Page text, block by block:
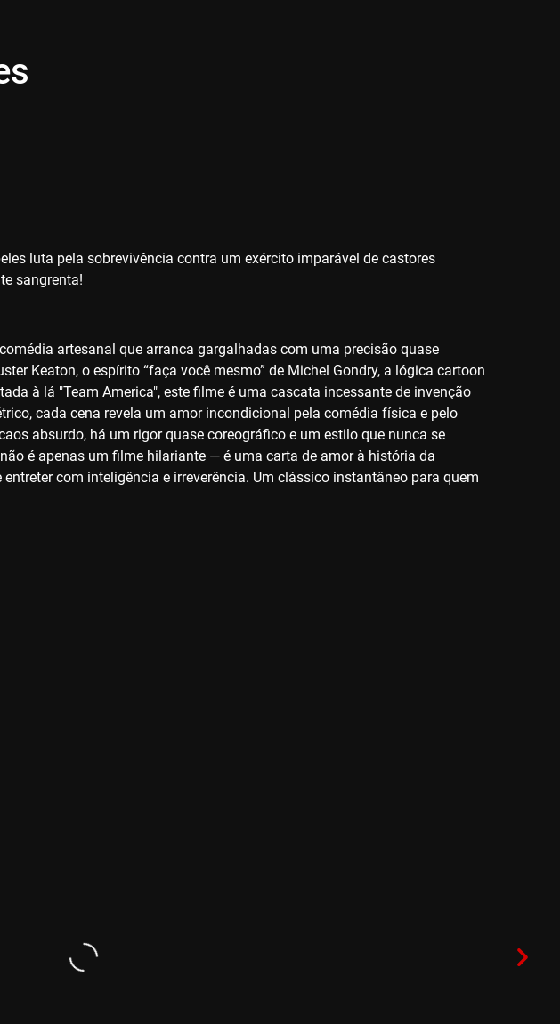
luta pela sobrevivência contra um exército imparável de castores
sangrenta!
artesanal que arranca gargalhadas com uma precisão quase
Keaton, o espírito “faça você mesmo” de Michel Gondry, a lógica cartoon
à lá "Team America", este filme é uma cascata incessante de invenção
cada cena revela um amor incondicional pela comédia física e pelo
absurdo, há um rigor quase coreográfico e um estilo que nunca se
é apenas um filme hilariante — é uma carta de amor à história da
com inteligência e irreverência. Um clássico instantâneo para quem